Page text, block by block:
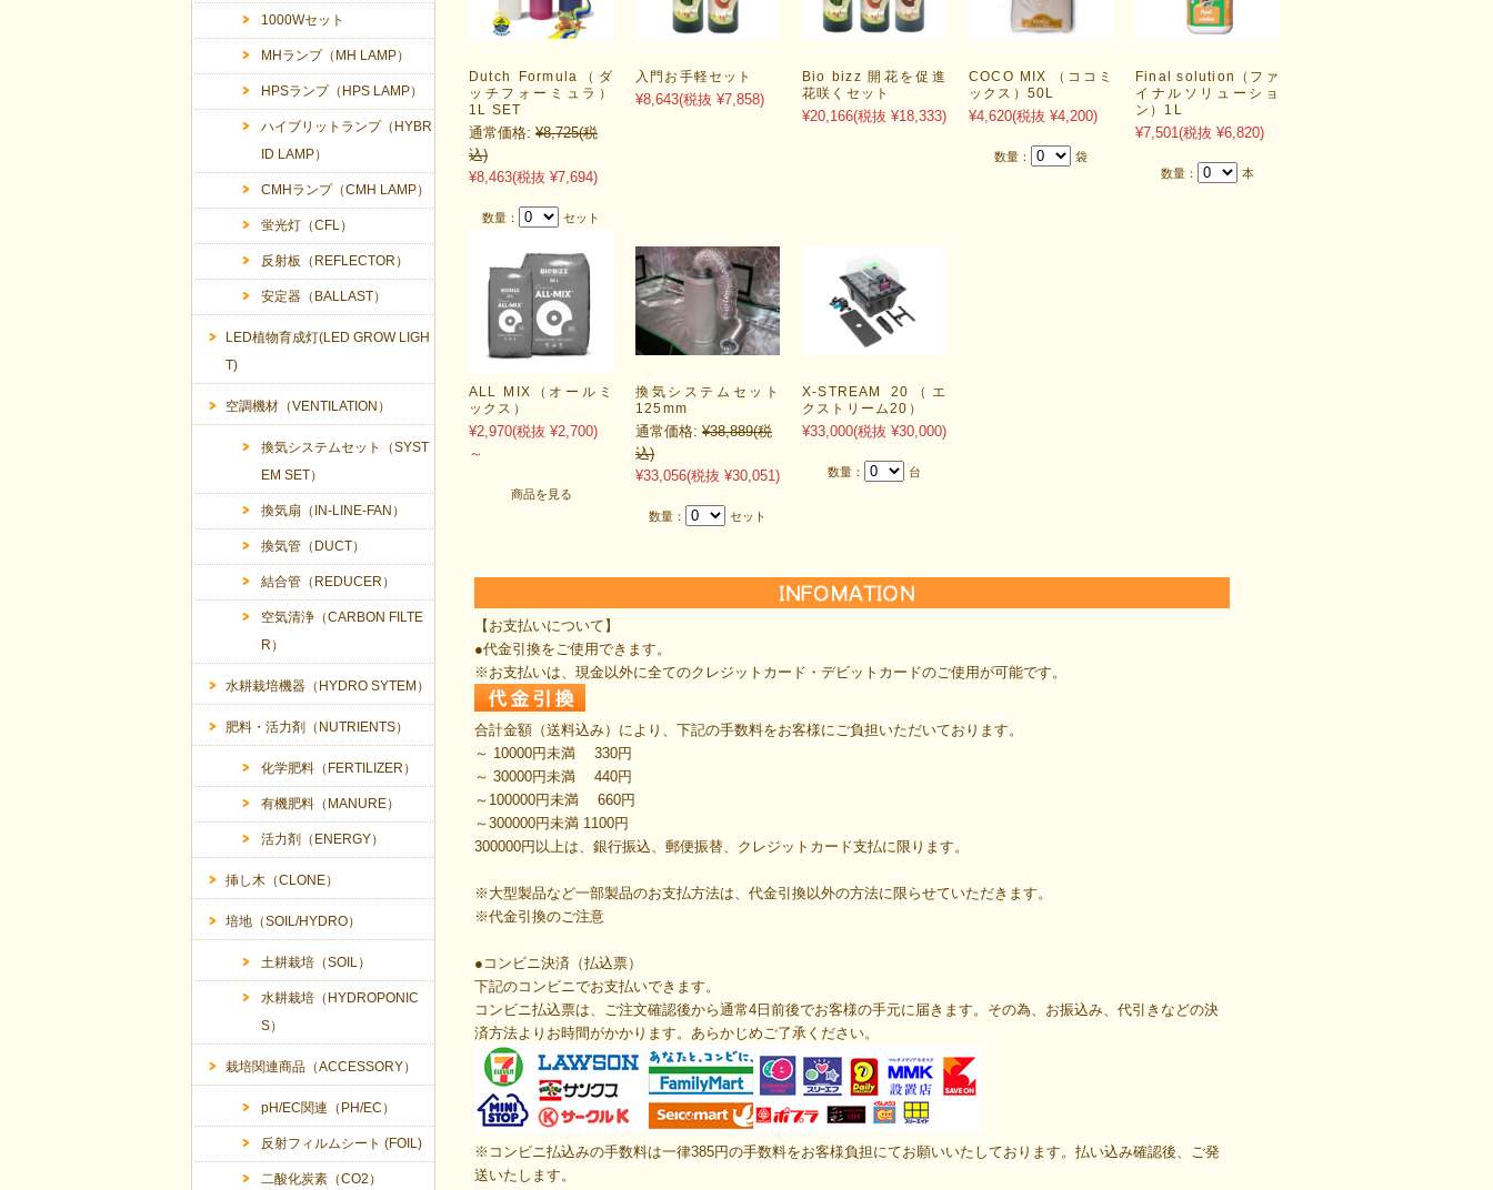
Dutch Formula（ダ
ッチフォーミュラ）
1L SET
通常価格: ¥8,725(税
込)
¥8,463(税抜 ¥7,694)
数量： セット
入門お手軽セット
¥8,643(税抜 ¥7,858)
Bio bizz 開花を促進
花咲くセット
¥20,166(税抜 ¥18,333)
COCO MIX （ココミ
ックス）50L
¥4,620(税抜 ¥4,200)
数量： 袋
Final solution（ファ
イナルソリューショ
ン）1L
¥7,501(税抜 ¥6,820)
数量： 本
ALL MIX（オールミ
ックス）
¥2,970(税抜 ¥2,700)
～
商品を見る
換気システムセット
125mm
通常価格: ¥38,889(税
込)
¥33,056(税抜 ¥30,051)
数量： セット
X-STREAM 20（エ
クストリーム20）
¥33,000(税抜 ¥30,000)
数量： 台
【お支払いについて】
●代金引換をご使用できます。
※お支払いは、現金以外に全てのクレジットカード・デビットカードのご使用が可能です。
合計金額（送料込み）により、下記の手数料をお客様にご負担いただいております。
～ 10000円未満 330円
～ 30000円未満 440円
～100000円未満 660円
～300000円未満 1100円
300000円以上は、銀行振込、郵便振替、クレジットカード支払に限ります。
※大型製品など一部製品のお支払方法は、代金引換以外の方法に限らせていただきます。
※代金引換のご注意
●コンビニ決済（払込票）
下記のコンビニでお支払いできます。
コンビニ払込票は、ご注文確認後から通常4日前後でお客様の手元に届きます。その為、お振込み、代引きなどの決
済方法よりお時間がかかります。あらかじめご了承ください。
※コンビニ払込みの手数料は一律385円の手数料をお客様負担にてお願いいたしております。払い込み確認後、ご発
送いたします。
1000Wセット
MHランプ（MH LAMP）
HPSランプ（HPS LAMP）
ハイブリットランプ（HYBR
ID LAMP）
CMHランプ（CMH LAMP）
蛍光灯（CFL）
反射板（REFLECTOR）
安定器（BALLAST）
LED植物育成灯(LED GROW LIGH
T)
空調機材（VENTILATION）
換気システムセット（SYST
EM SET）
換気扇（IN-LINE-FAN）
換気管（DUCT）
結合管（REDUCER）
空気清浄（CARBON FILTE
R）
水耕栽培機器（HYDRO SYTEM）
肥料・活力剤（NUTRIENTS）
化学肥料（FERTILIZER）
有機肥料（MANURE）
活力剤（ENERGY）
挿し木（CLONE）
培地（SOIL/HYDRO）
土耕栽培（SOIL）
水耕栽培（HYDROPONIC
S）
栽培関連商品（ACCESSORY）
pH/EC関連（PH/EC）
反射フィルムシート (FOIL)
二酸化炭素（CO2）